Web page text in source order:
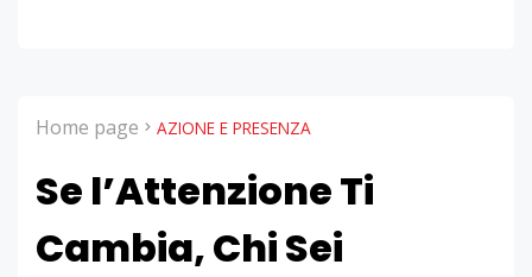
Home page AZIONE E PRESENZA
Se l’Attenzione Ti
Cambia, Chi Sei